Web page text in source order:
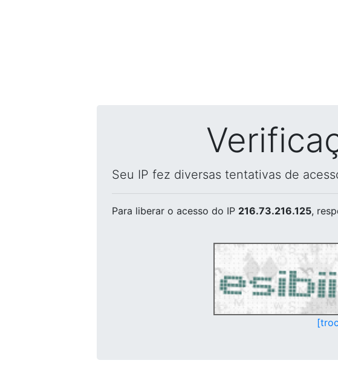
Seu IP fez diversas tentativas de
Para liberar o acesso do IP 216.73.216.125,